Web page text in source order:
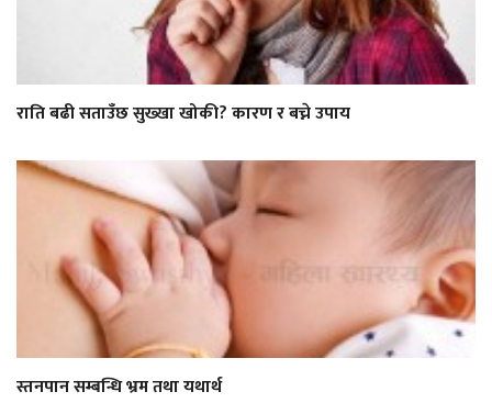
राति बढी सताउँछ सुख्खा खोकी? कारण र बच्ने उपाय
स्तनपान सम्बन्धि भ्रम तथा यथार्थ